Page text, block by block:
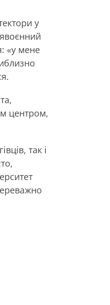
у
«у мене
центром,
так і